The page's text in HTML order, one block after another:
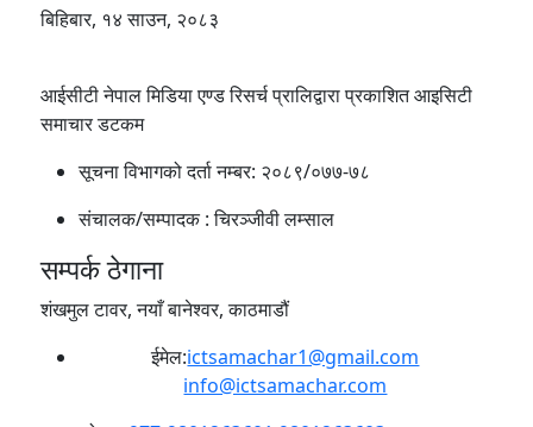
बिहिबार, १४ साउन, २०८३
आईसीटी नेपाल मिडिया एण्ड रिसर्च प्रालिद्वारा प्रकाशित आइसिटी
समाचार डटकम
सूचना विभागको दर्ता नम्बर: २०८९/०७७-७८
संचालक/सम्पादक :चिरञ्जीवी लम्साल
सम्पर्क ठेगाना
शंखमुल टावर, नयाँ बानेश्वर, काठमाडौं
ईमेल:ictsamachar1@gmail.com
info@ictsamachar.com